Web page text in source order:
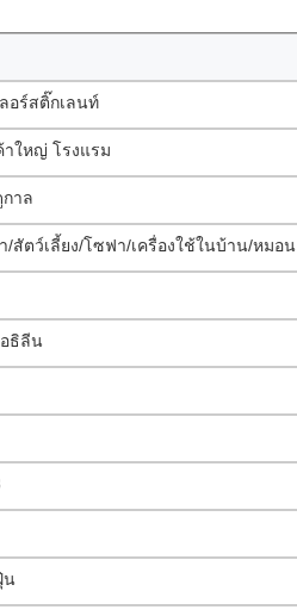
อร์สติ๊กเลนท์
าใหญ่ โรงแรม
าล
/สัตว์เลี้ยง/โซฟา/เครื่องใช้ในบ้าน/หมอน
ธิลีน
น